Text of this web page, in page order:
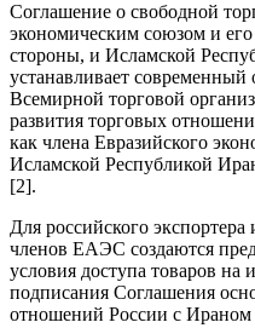
Соглашение о свободной
экономическим союзом и
стороны, и Исламской
устанавливает
Всемирной торговой
развития торговых
как члена Евразийского
Исламской Республикой
[2].
Для российского экспортера
членов ЕАЭС создаются
условия доступа товаров
подписания Соглашения
отношений России с